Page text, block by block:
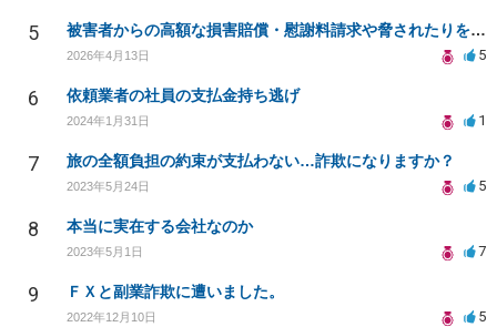
5 被害者からの高額な損害賠償・慰謝料請求や脅されたりをやめてもらう方法
2026年4月13日 5
6 依頼業者の社員の支払金持ち逃げ
2024年1月31日 1
7 旅の全額負担の約束が支払わない…詐欺になりますか？
2023年5月24日 5
8 本当に実在する会社なのか
2023年5月1日 7
9 ＦＸと副業詐欺に遭いました。
2022年12月10日 5